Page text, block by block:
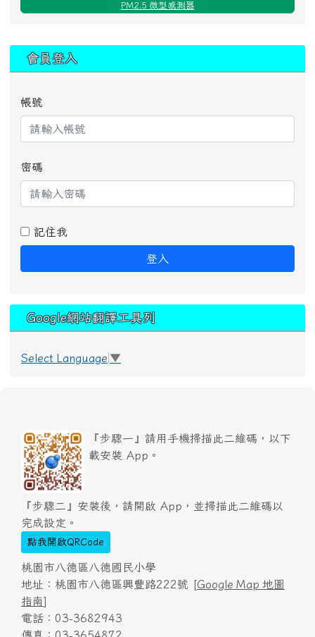
PM2.5 微型感測器
會員登入
帳號
密碼
記住我
登入
Google網站翻譯工具列
Select Language ▼
『步驟一』請用手機掃描此二維碼，以下
載安裝 App。
『步驟二』安裝後，請開啟 App，並掃描此二維碼以
完成設定。
點我開啟QRCode
桃園市八德區八德國民小學
地址：桃園市八德區興豐路222號 [Google Map 地圖
指南]
電話：03-3682943